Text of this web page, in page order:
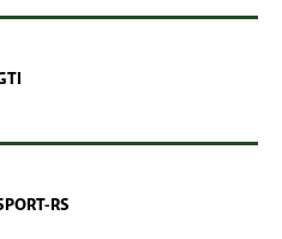
RS